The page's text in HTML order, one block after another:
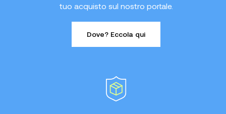
tuo acquisto sul nostro portale.
Dove? Eccola qui